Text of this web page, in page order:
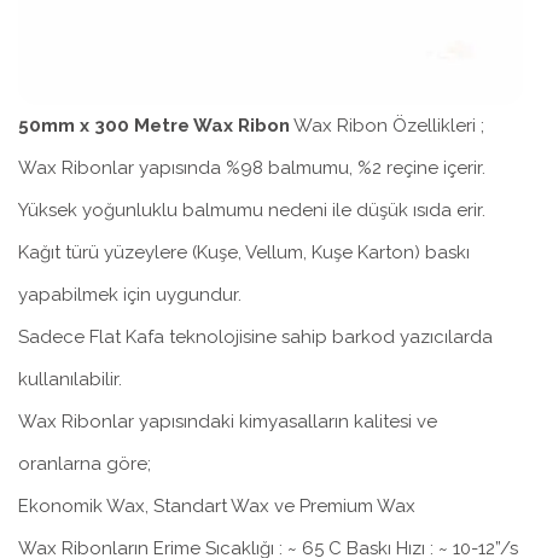
50mm x 300 Metre Wax Ribon Wax Ribon Özellikleri ;
Wax Ribonlar yapısında %98 balmumu, %2 reçine içerir.
Yüksek yoğunluklu balmumu nedeni ile düşük ısıda erir.
Kağıt türü yüzeylere (Kuşe, Vellum, Kuşe Karton) baskı
yapabilmek için uygundur.
Sadece Flat Kafa teknolojisine sahip barkod yazıcılarda
kullanılabilir.
Wax Ribonlar yapısındaki kimyasalların kalitesi ve
oranlarna göre;
Ekonomik Wax, Standart Wax ve Premium Wax
Wax Ribonların Erime Sıcaklığı : ~ 65 C Baskı Hızı : ~ 10-12”/s